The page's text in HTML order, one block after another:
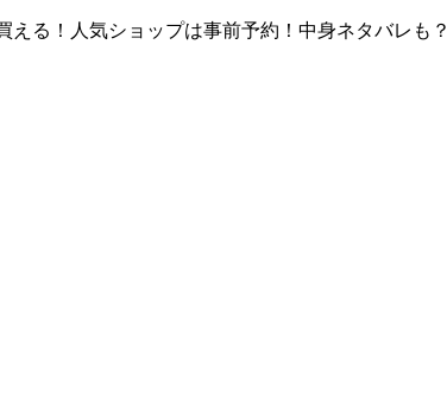
える！人気ショップは事前予約！中身ネタバレも？